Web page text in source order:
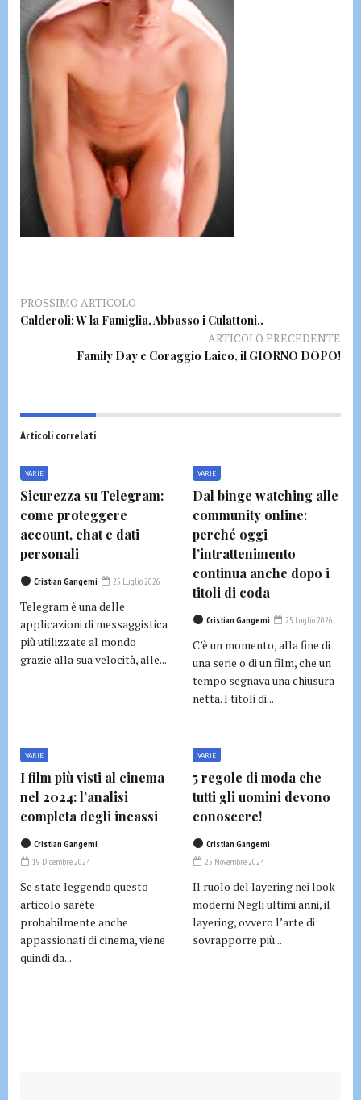
PROSSIMO ARTICOLO
Calderoli: W la Famiglia, Abbasso i Culattoni..
ARTICOLO PRECEDENTE
Family Day e Coraggio Laico, il GIORNO DOPO!
Articoli correlati
VARIE
Sicurezza su Telegram:
come proteggere
account, chat e dati
personali
Cristian Gangemi 25 Luglio 2026
Telegram è una delle
applicazioni di messaggistica
più utilizzate al mondo
grazie alla sua velocità, alle...
VARIE
Dal binge watching alle
community online:
perché oggi
l’intrattenimento
continua anche dopo i
titoli di coda
Cristian Gangemi 25 Luglio 2026
C’è un momento, alla fine di
una serie o di un film, che un
tempo segnava una chiusura
netta. I titoli di...
VARIE
I film più visti al cinema
nel 2024: l’analisi
completa degli incassi
Cristian Gangemi
19 Dicembre 2024
Se state leggendo questo
articolo sarete
probabilmente anche
appassionati di cinema, viene
quindi da...
VARIE
5 regole di moda che
tutti gli uomini devono
conoscere!
Cristian Gangemi
25 Novembre 2024
Il ruolo del layering nei look
moderni Negli ultimi anni, il
layering, ovvero l’arte di
sovrapporre più...